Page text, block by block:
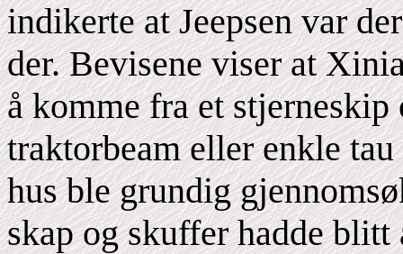
indikerte at Jeepsen var
der. Bevisene viser at
å komme fra et
traktorbeam eller enkle
hus ble grundig
skap og skuffer hadde blitt